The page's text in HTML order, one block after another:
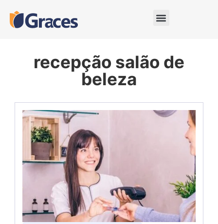
recepção salão de
beleza